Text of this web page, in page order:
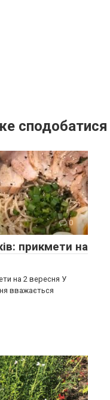
сподобатися
0
прикмети на
на 2 вересня У
вважається